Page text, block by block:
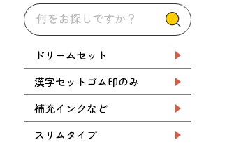
ドリームセット
漢字セットゴム印のみ
補充インクなど
スリムタイプ